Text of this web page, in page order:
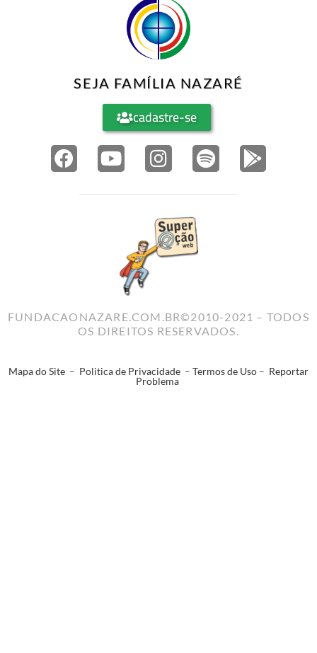
SEJA FAMÍLIA NAZARÉ
cadastre-se
FUNDACAONAZARE.COM.BR©2010-2021 – TODOS
OS DIREITOS RESERVADOS.
Mapa do Site – Politica de Privacidade – Termos de Uso – Reportar
Problema